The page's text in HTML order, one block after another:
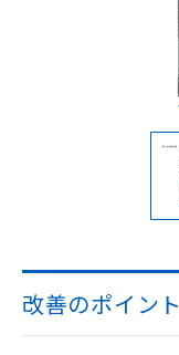
改善のポイント